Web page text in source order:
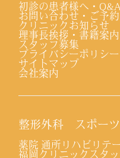
初診の患者様へ・Q&A
お問い合わせ・ご予約
クリニックお知らせ
理事長挨拶・書籍案内
スタッフ募集
プライバシーポリシー
サイトマップ
会社案内
整形外科 スポーツ
薬院 通所リハビリテ
福岡クリニックスタ